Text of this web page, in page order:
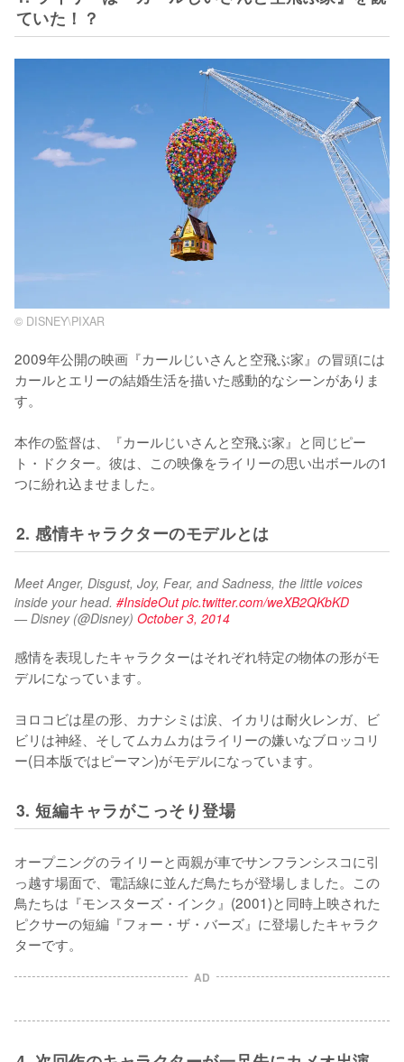
ていた！？
© DISNEY\PIXAR
2009年公開の映画『カールじいさんと空飛ぶ家』の冒頭には
カールとエリーの結婚生活を描いた感動的なシーンがありま
す。
本作の監督は、『カールじいさんと空飛ぶ家』と同じピー
ト・ドクター。彼は、この映像をライリーの思い出ボールの1
つに紛れ込ませました。
2. 感情キャラクターのモデルとは
Meet Anger, Disgust, Joy, Fear, and Sadness, the little voices
inside your head. #InsideOut pic.twitter.com/weXB2QKbKD
— Disney (@Disney) October 3, 2014
感情を表現したキャラクターはそれぞれ特定の物体の形がモ
デルになっています。
ヨロコビは星の形、カナシミは涙、イカリは耐火レンガ、ビ
ビリは神経、そしてムカムカはライリーの嫌いなブロッコリ
ー(日本版ではピーマン)がモデルになっています。
3. 短編キャラがこっそり登場
オープニングのライリーと両親が車でサンフランシスコに引
っ越す場面で、電話線に並んだ鳥たちが登場しました。この
鳥たちは『モンスターズ・インク』(2001)と同時上映された
ピクサーの短編『フォー・ザ・バーズ』に登場したキャラク
ターです。
AD